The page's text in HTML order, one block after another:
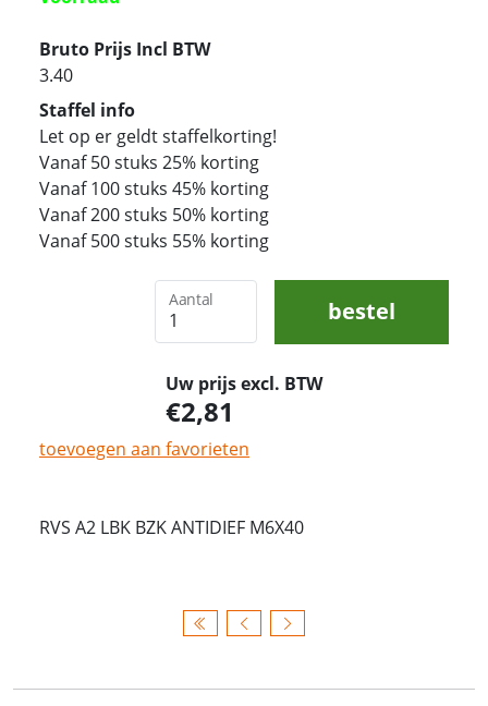
Bruto Prijs Incl BTW
3.40
Staffel info
Let op er geldt staffelkorting!
Vanaf 50 stuks 25% korting
Vanaf 100 stuks 45% korting
Vanaf 200 stuks 50% korting
Vanaf 500 stuks 55% korting
Aantal bestel
Uw prijs excl. BTW
2,81
toevoegen aan favorieten
RVS A2 LBK BZK ANTIDIEF M6X40